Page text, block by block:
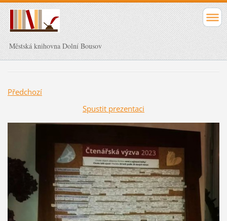
Městská knihovna Dolní Bousov
Předchozí
Spustit prezentaci